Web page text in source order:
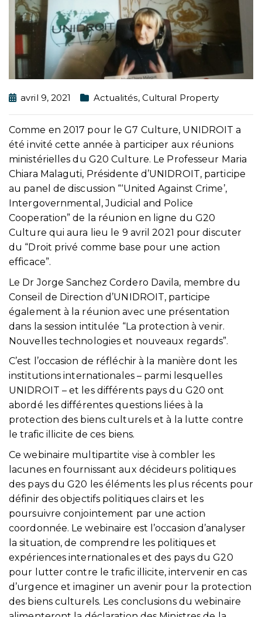
avril 9, 2021 Actualités, Cultural Property
Comme en 2017 pour le G7 Culture, UNIDROIT a
été invité cette année à participer aux réunions
ministérielles du G20 Culture. Le Professeur Maria
Chiara Malaguti, Présidente d’UNIDROIT, participe
au panel de discussion “‘United Against Crime’,
Intergovernmental, Judicial and Police
Cooperation” de la réunion en ligne du G20
Culture qui aura lieu le 9 avril 2021 pour discuter
du “Droit privé comme base pour une action
efficace”.
Le Dr Jorge Sanchez Cordero Davila, membre du
Conseil de Direction d’UNIDROIT, participe
également à la réunion avec une présentation
dans la session intitulée “La protection à venir.
Nouvelles technologies et nouveaux regards”.
C’est l’occasion de réfléchir à la manière dont les
institutions internationales – parmi lesquelles
UNIDROIT – et les différents pays du G20 ont
abordé les différentes questions liées à la
protection des biens culturels et à la lutte contre
le trafic illicite de ces biens.
Ce webinaire multipartite vise à combler les
lacunes en fournissant aux décideurs politiques
des pays du G20 les éléments les plus récents pour
définir des objectifs politiques clairs et les
poursuivre conjointement par une action
coordonnée. Le webinaire est l’occasion d’analyser
la situation, de comprendre les politiques et
expériences internationales et des pays du G20
pour lutter contre le trafic illicite, intervenir en cas
d’urgence et imaginer un avenir pour la protection
des biens culturels. Les conclusions du webinaire